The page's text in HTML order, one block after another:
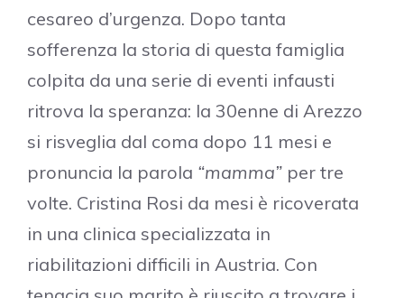
cesareo d’urgenza. Dopo tanta
sofferenza la storia di questa famiglia
colpita da una serie di eventi infausti
ritrova la speranza: la 30enne di Arezzo
si risveglia dal coma dopo 11 mesi e
pronuncia la parola “mamma” per tre
volte. Cristina Rosi da mesi è ricoverata
in una clinica specializzata in
riabilitazioni difficili in Austria. Con